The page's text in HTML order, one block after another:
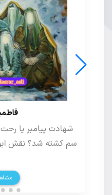
لیلیث کیست؟
می‌گویند؟ ماجرای